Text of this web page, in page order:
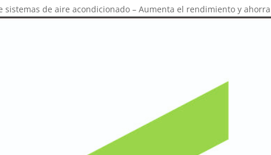
sistemas de aire acondicionado – Aumenta el rendimiento y